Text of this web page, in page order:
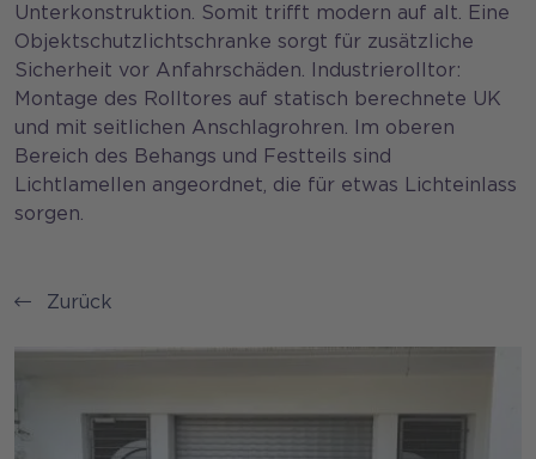
Unterkonstruktion. Somit trifft modern auf alt. Eine
Objektschutzlichtschranke sorgt für zusätzliche
Sicherheit vor Anfahrschäden. Industrierolltor:
Montage des Rolltores auf statisch berechnete UK
und mit seitlichen Anschlagrohren. Im oberen
Bereich des Behangs und Festteils sind
Lichtlamellen angeordnet, die für etwas Lichteinlass
sorgen.
Zurück